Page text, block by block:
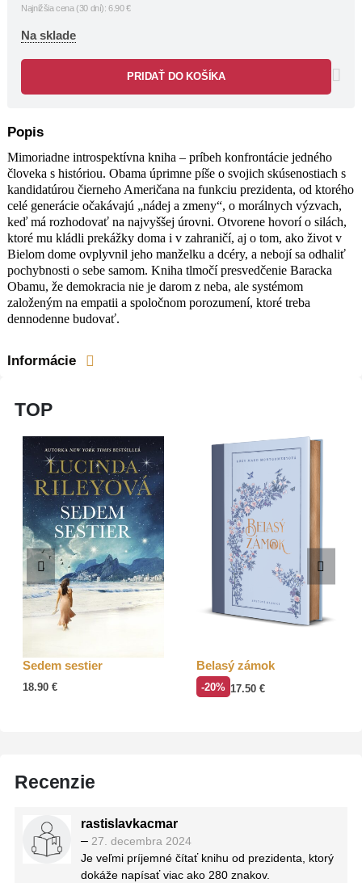
Najnižšia cena (30 dní):6.90 €
Na sklade
PRIDAŤ DO KOŠÍKA
Popis
Mimoriadne introspektívna kniha – príbeh konfrontácie jedného
človeka s históriou. Obama úprimne píše o svojich skúsenostiach s
kandidatúrou čierneho Američana na funkciu prezidenta, od ktorého
celé generácie očakávajú „nádej a zmeny“, o morálnych výzvach,
keď má rozhodovať na najvyššej úrovni. Otvorene hovorí o silách,
ktoré mu kládli prekážky doma i v zahraničí, aj o tom, ako život v
Bielom dome ovplyvnil jeho manželku a dcéry, a nebojí sa odhaliť
pochybnosti o sebe samom. Kniha tlmočí presvedčenie Baracka
Obamu, že demokracia nie je darom z neba, ale systémom
založeným na empatii a spoločnom porozumení, ktoré treba
dennodenne budovať.
Informácie
TOP
Sedem sestier
18.90 €
Belasý zámok
-20% 17.50€
Recenzie
rastislavkacmar
– 27. decembra 2024
Je veľmi príjemné čítať knihu od prezidenta, ktorý
dokáže napísať viac ako 280 znakov.